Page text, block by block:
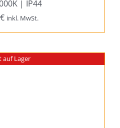
| IP44
€ inkl. MwSt.
auf Lager